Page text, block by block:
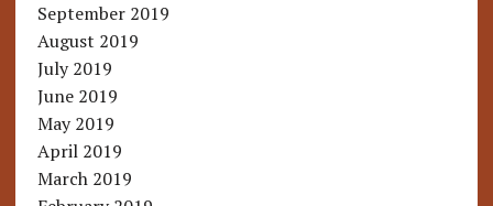
September 2019
August 2019
July 2019
June 2019
May 2019
April 2019
March 2019